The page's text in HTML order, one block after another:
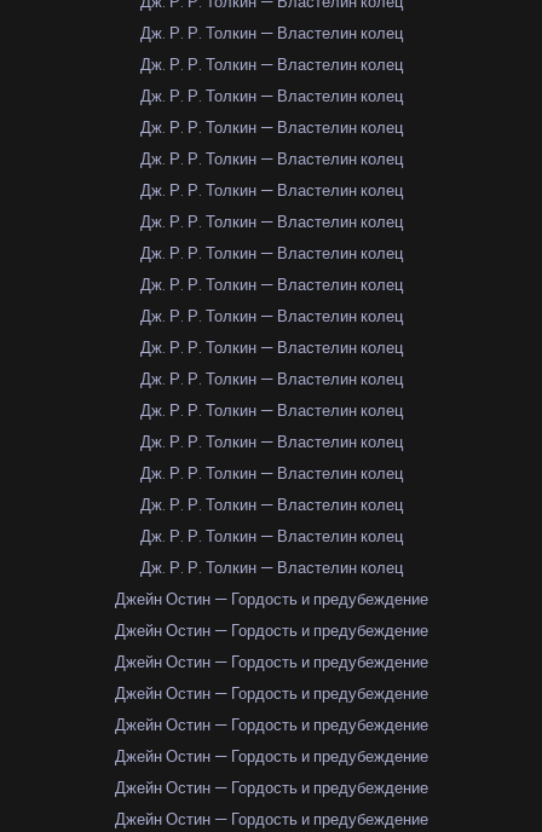
Дж. Р. Р. Толкин — Властелин колец
Дж. Р. Р. Толкин — Властелин колец
Дж. Р. Р. Толкин — Властелин колец
Дж. Р. Р. Толкин — Властелин колец
Дж. Р. Р. Толкин — Властелин колец
Дж. Р. Р. Толкин — Властелин колец
Дж. Р. Р. Толкин — Властелин колец
Дж. Р. Р. Толкин — Властелин колец
Дж. Р. Р. Толкин — Властелин колец
Дж. Р. Р. Толкин — Властелин колец
Дж. Р. Р. Толкин — Властелин колец
Дж. Р. Р. Толкин — Властелин колец
Дж. Р. Р. Толкин — Властелин колец
Дж. Р. Р. Толкин — Властелин колец
Дж. Р. Р. Толкин — Властелин колец
Дж. Р. Р. Толкин — Властелин колец
Дж. Р. Р. Толкин — Властелин колец
Дж. Р. Р. Толкин — Властелин колец
Джейн Остин — Гордость и предубеждение
Джейн Остин — Гордость и предубеждение
Джейн Остин — Гордость и предубеждение
Джейн Остин — Гордость и предубеждение
Джейн Остин — Гордость и предубеждение
Джейн Остин — Гордость и предубеждение
Джейн Остин — Гордость и предубеждение
Джейн Остин — Гордость и предубеждение